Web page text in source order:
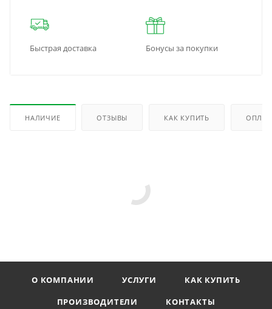
Быстрая доставка Бонусы за покупки
НАЛИЧИЕ ОТЗЫВЫ КАК КУПИТЬ
О КОМПАНИИ УСЛУГИ
КАК КУПИТЬ
ПРОИЗВОДИТЕЛИ
КОНТАКТЫ